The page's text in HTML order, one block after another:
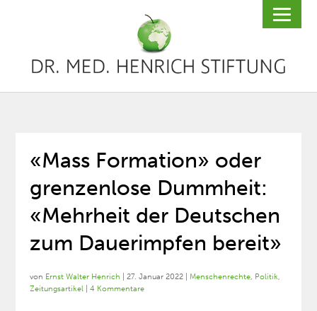
«Mass Formation» oder
grenzenlose Dummheit:
«Mehrheit der Deutschen
zum Dauerimpfen bereit»
von Ernst Walter Henrich |27. Januar 2022 Menschenrechte, Politik,
Zeitungsartikel |4 Kommentare